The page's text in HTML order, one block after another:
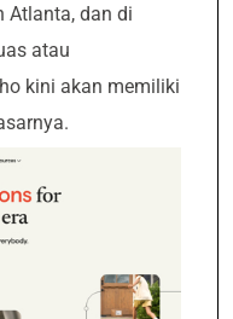
Atlanta, dan di
atau
kini akan memiliki